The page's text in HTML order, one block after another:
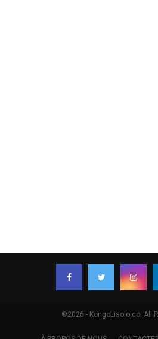
©2026 - KongoLisolo.co. All